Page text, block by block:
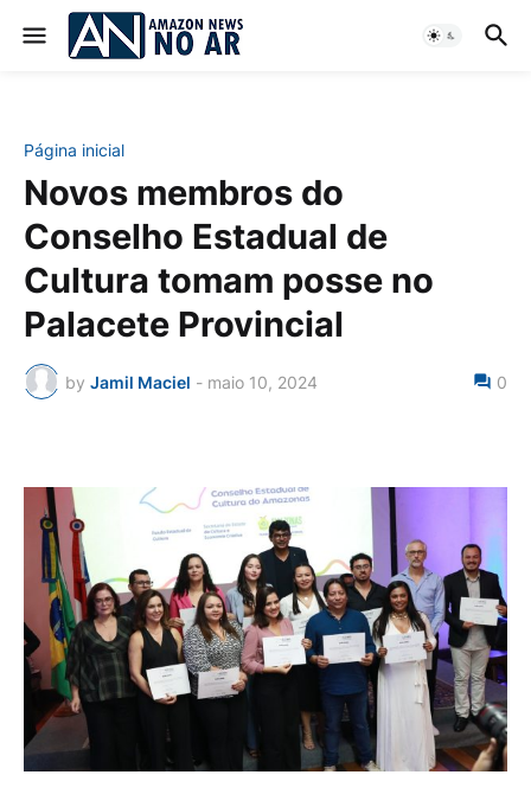
Página inicial
Novos membros do
Conselho Estadual de
Cultura tomam posse no
Palacete Provincial
by Jamil Maciel - maio 10, 2024 0